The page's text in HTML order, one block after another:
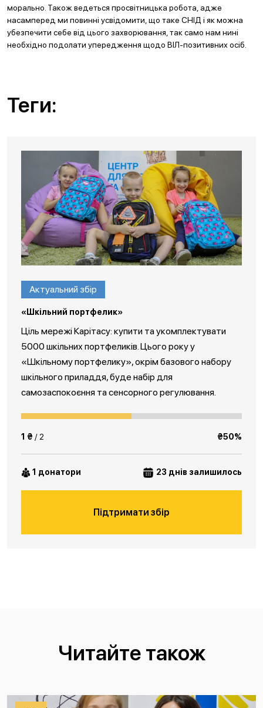
морально. Також ведеться просвітницька робота, адже
насамперед ми повинні усвідомити, що таке СНІД і як можна
убезпечити себе від цього захворювання, так само нам нині
необхідно подолати упередження щодо ВІЛ-позитивних осіб.
Теги:
Актуальний збір
«Шкільний портфелик»
Ціль мережі Карітасу: купити та укомплектувати
5000 шкільних портфеликів. Цього року у
«Шкільному портфелику», окрім базового набору
шкільного приладдя, буде набір для
самозаспокоєння та сенсорного регулювання.
1 ₴ / 2 ₴50%
1 донатори 23 днів залишилось
Підтримати збір
Читайте також